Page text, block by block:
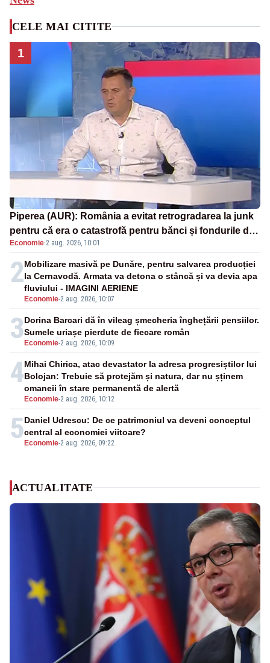
CELE MAI CITITE
1
Piperea (AUR): România a evitat retrogradarea la junk
pentru că era o catastrofă pentru bănci și fondurile de
pensii
Economie·2 aug. 2026, 10:01
2
Economie-2 aug. 2026, 10:07
Mobilizare masivă pe Dunăre, pentru salvarea producției
la Cernavodă. Armata va detona o stâncă și va devia apa
fluviului - IMAGINI AERIENE
3 Economie-2 aug. 2026, 10:09
Dorina Barcari dă în vileag șmecheria înghețării pensiilor.
Sumele uriașe pierdute de fiecare român
4
Economie-2 aug. 2026, 10:12
Mihai Chirica, atac devastator la adresa progresiștilor lui
Bolojan: Trebuie să protejăm și natura, dar nu șținem
omaneii în stare permanentă de alertă
5 Economie-2 aug. 2026, 09:22
Daniel Udrescu: De ce patrimoniul va deveni conceptul
central al economiei viitoare?
ACTUALITATE